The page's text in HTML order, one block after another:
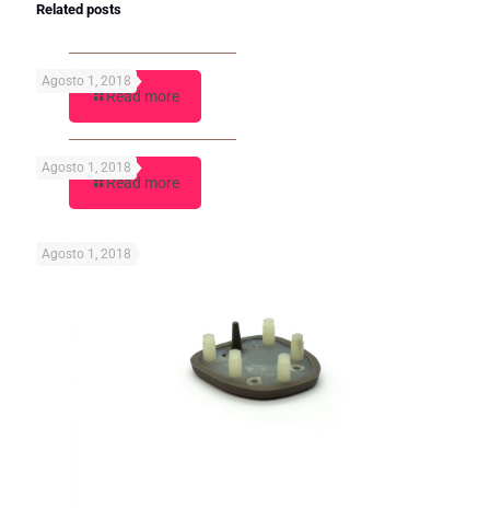
Related posts
Agosto 1, 2018
Read more
Agosto 1, 2018
Read more
Agosto 1, 2018